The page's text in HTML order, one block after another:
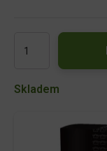
PREMIUM
směs
Skladem